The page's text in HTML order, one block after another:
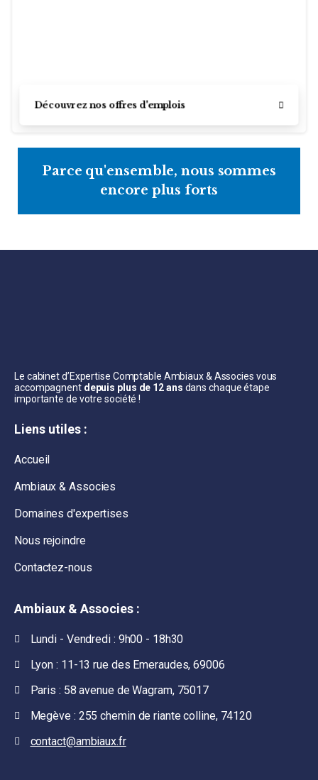
Découvrez nos offres d'emplois
Parce qu'ensemble, nous sommes
encore plus forts
Le cabinet d’Expertise Comptable Ambiaux & Associes vous
accompagnent depuis plus de 12 ans dans chaque étape
importante de votre société !
Liens utiles :
Accueil
Ambiaux & Associes
Domaines d'expertises
Nous rejoindre
Contactez-nous
Ambiaux & Associes :
Lundi - Vendredi : 9h00 - 18h30
Lyon : 11-13 rue des Emeraudes, 69006
Paris : 58 avenue de Wagram, 75017
Megève : 255 chemin de riante colline, 74120
contact@ambiaux.fr